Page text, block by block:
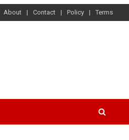
About Contact Policy Terms